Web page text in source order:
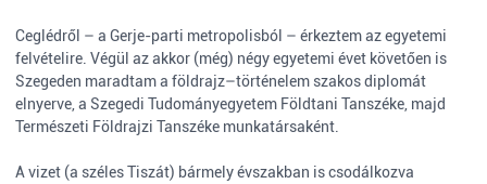
Ceglédről – a Gerje-parti metropolisból – érkeztem az egyetemi
felvételire. Végül az akkor (még) négy egyetemi évet követően is
Szegeden maradtam a földrajz–történelem szakos diplomát
elnyerve, a Szegedi Tudományegyetem Földtani Tanszéke, majd
Természeti Földrajzi Tanszéke munkatársaként.
A vizet (a széles Tiszát) bármely évszakban is csodálkozva